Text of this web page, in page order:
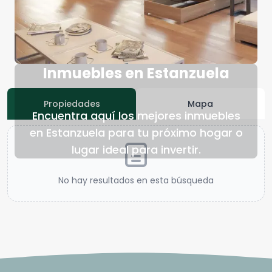
Inmuebles en Estanzuela
Encuentra aquí los mejores inmuebles
en Estanzuela para tu próximo hogar o
lugar ideal para invertir.
Propiedades Mapa
No hay resultados en esta búsqueda